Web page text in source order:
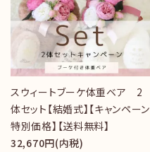
スウィートブーケ体重ベア 2
体セット【結婚式】【キャンペーン
特別価格】【送料無料】
32,670円(内税)